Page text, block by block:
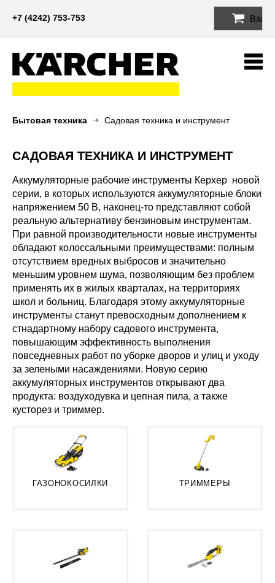
+7 (4242) 753-753 Ваша
Бытовая техника Садовая техника и инструмент
САДОВАЯ ТЕХНИКА И ИНСТРУМЕНТ
Аккумуляторные рабочие инструменты Керхер новой
серии, в которых используются аккумуляторные блоки
напряжением 50 В, наконец-то представляют собой
реальную альтернативу бензиновым инструментам.
При равной производительности новые инструменты
обладают колоссальными преимуществами: полным
отсутствием вредных выбросов и значительно
меньшим уровнем шума, позволяющим без проблем
применять их в жилых кварталах, на территориях
школ и больниц. Благодаря этому аккумуляторные
инструменты станут превосходным дополнением к
стнадартному набору садового инструмента,
повышающим эффективность выполнения
повседневных работ по уборке дворов и улиц и уходу
за зелеными насаждениями. Новую серию
аккумуляторных инструментов открывают два
продукта: воздуходувка и цепная пила, а также
кусторез и триммер.
ГАЗОНОКОСИЛКИ ТРИММЕРЫ